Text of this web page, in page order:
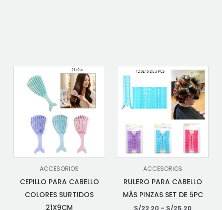
ACCESORIOS
CEPILLO PARA CABELLO
COLORES SURTIDOS
21X9CM
ACCESORIOS
RULERO PARA CABELLO
MÁS PINZAS SET DE 5PC